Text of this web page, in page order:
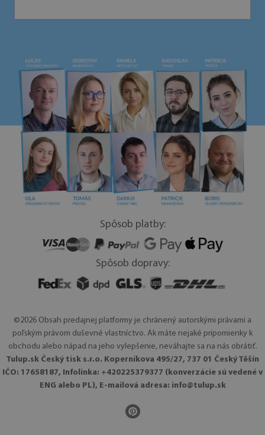
Spôsob platby:
Spôsob dopravy:
©2026 Obsah predajnej platformy je chránený autorskými právami a
poľským právom duševné vlastníctvo. Ak máte nejaké pripomienky k
obchodu alebo nápad na jeho vylepšenie, neváhajte sa na nás obrátiť.
Tulup.sk Český tisk s.r.o. Koperníkova 495/27, 737 01 Český Těšín
IČO: 17658187, Infolinka: +420225379377 (konverzácie sú vedené v
ENG alebo PL), E-mailová adresa: info@tulup.sk